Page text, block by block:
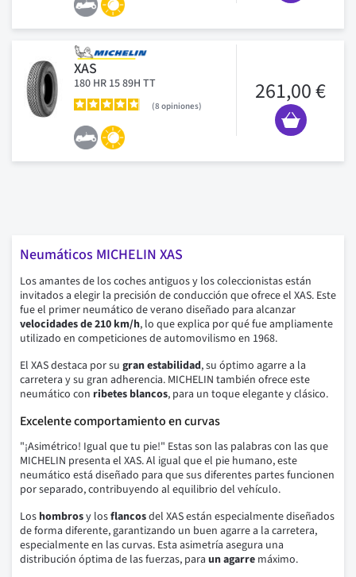
XAS
180 HR 15 89H TT
8 opiniones
261,00 €
Neumáticos MICHELIN XAS
Los amantes de los coches antiguos y los coleccionistas están
invitados a elegir la precisión de conducción que ofrece el XAS. Este
fue el primer neumático de verano diseñado para alcanzar
velocidades de 210 km/h, lo que explica por qué fue ampliamente
utilizado en competiciones de automovilismo en 1968.
El XAS destaca por su gran estabilidad, su óptimo agarre a la
carretera y su gran adherencia. MICHELIN también ofrece este
neumático con ribetes blancos, para un toque elegante y clásico.
Excelente comportamiento en curvas
"¡Asimétrico! Igual que tu pie!" Estas son las palabras con las que
MICHELIN presenta el XAS. Al igual que el pie humano, este
neumático está diseñado para que sus diferentes partes funcionen
por separado, contribuyendo al equilibrio del vehículo.
Los hombrosy losflancosdel XAS están especialmente diseñados
de forma diferente, garantizando un buen agarre a la carretera,
especialmente en las curvas. Esta asimetría asegura una
distribución óptima de las fuerzas, para un agarre máximo.